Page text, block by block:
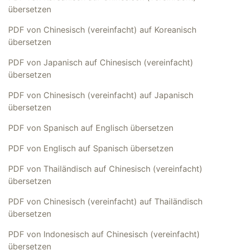
übersetzen
PDF von Chinesisch (vereinfacht) auf Koreanisch
übersetzen
PDF von Japanisch auf Chinesisch (vereinfacht)
übersetzen
PDF von Chinesisch (vereinfacht) auf Japanisch
übersetzen
PDF von Spanisch auf Englisch übersetzen
PDF von Englisch auf Spanisch übersetzen
PDF von Thailändisch auf Chinesisch (vereinfacht)
übersetzen
PDF von Chinesisch (vereinfacht) auf Thailändisch
übersetzen
PDF von Indonesisch auf Chinesisch (vereinfacht)
übersetzen